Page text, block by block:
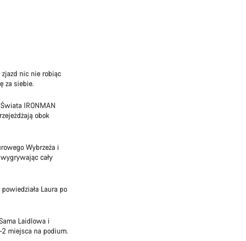
nic nie robiąc
za siebie.
IRONMAN
obok
Wybrzeża i
cały
Laura po
Laidlowa i
2 miejsca na podium.